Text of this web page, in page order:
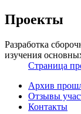
Проекты
Разработка
изучения
Страница
Архив
Отзывы
Контакты